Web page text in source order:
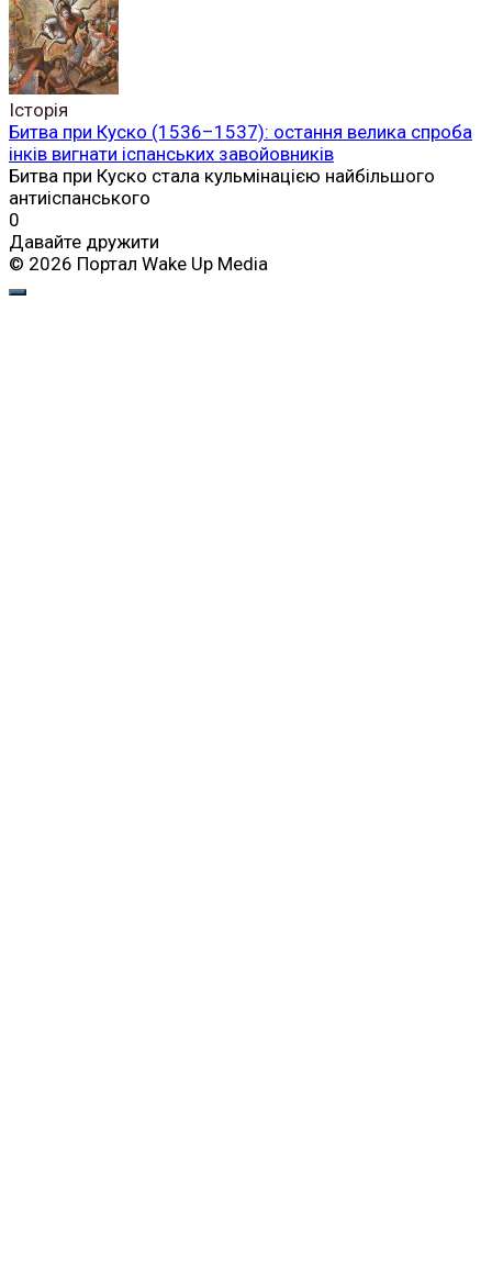
Історія
Битва при Куско (1536–1537): остання велика спроба
інків вигнати іспанських завойовників
Битва при Куско стала кульмінацією найбільшого
антиіспанського
0
Давайте дружити
© 2026 Портал Wake Up Media